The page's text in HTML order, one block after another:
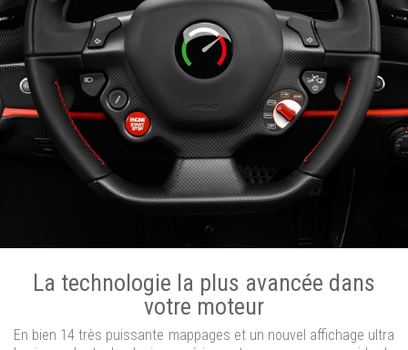
La technologie la plus avancée dans
votre moteur
En bien 14 très puissante mappages et un nouvel affichage ultra